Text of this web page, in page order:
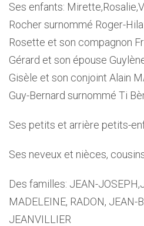
Ses enfants:
Rocher surnommé Roger-
Rosette et son compagnon
Gérard et son épouse
Gisèle et son conjoint Alain
Guy-Bernard surnommé Ti
Ses petits et arrière petits-
Ses neveux et nièces,
Des familles: JEAN-
MADELEINE, RADON, JEAN-
JEANVILLIER